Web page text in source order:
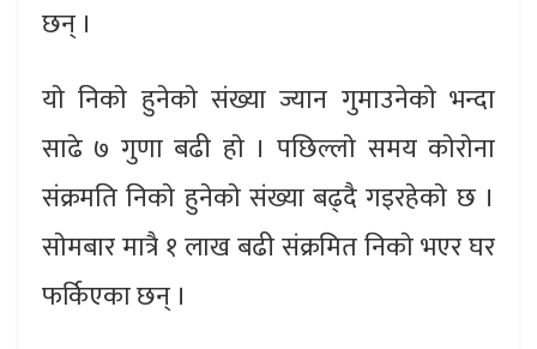
छन् ।
याे निकाे हुनेकाे संख्या ज्यान गुमाउनेकाे भन्दा
साढे ७ गुणा बढी हाे । पछिल्लाे समय काेराेना
संक्रमति निकाे हुनेकाे संख्या बढ्दै गइरहेकाे छ ।
साेमबार मात्रै १ लाख बढी संक्रमित निकाे भएर घर
फर्किएका छन् ।